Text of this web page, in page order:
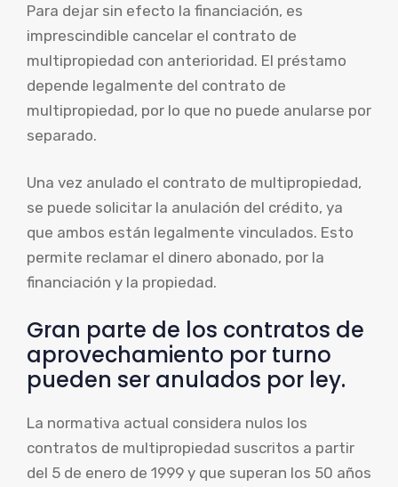
Para dejar sin efecto la financiación, es
imprescindible cancelar el contrato de
multipropiedad con anterioridad. El préstamo
depende legalmente del contrato de
multipropiedad, por lo que no puede anularse por
separado.
Una vez anulado el contrato de multipropiedad,
se puede solicitar la anulación del crédito, ya
que ambos están legalmente vinculados. Esto
permite reclamar el dinero abonado, por la
financiación y la propiedad.
Gran parte de los contratos de
aprovechamiento por turno
pueden ser anulados por ley.
La normativa actual considera nulos los
contratos de multipropiedad suscritos a partir
del 5 de enero de 1999 y que superan los 50 años